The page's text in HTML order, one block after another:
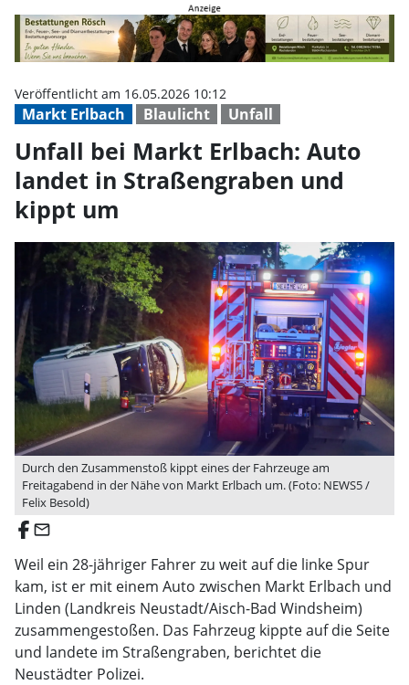
Unfall bei Markt Erlbach: Auto
Markt Erlbach Blaulicht Unfall
Veröffentlicht am 16.05.2026 10:12
Unfall bei Markt Erlbach: Auto
landet in Straßengraben und
kippt um
Durch den Zusammenstoß kippt eines der Fahrzeuge am
Freitagabend in der Nähe von Markt Erlbach um. (Foto: NEWS5 /
Felix Besold)
email
Weil ein 28-jähriger Fahrer zu weit auf die linke Spur
kam, ist er mit einem Auto zwischen Markt Erlbach und
Linden (Landkreis Neustadt/Aisch-Bad Windsheim)
zusammengestoßen. Das Fahrzeug kippte auf die Seite
und landete im Straßengraben, berichtet die
Neustädter Polizei.